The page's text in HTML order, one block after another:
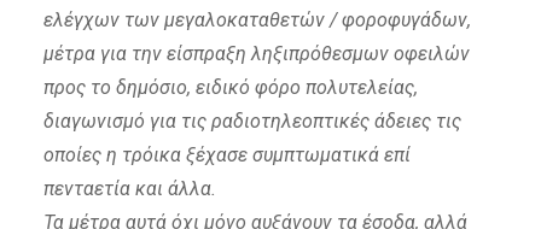
ελέγχων των μεγαλοκαταθετών / φοροφυγάδων,
μέτρα για την είσπραξη ληξιπρόθεσμων οφειλών
προς το δημόσιο, ειδικό φόρο πολυτελείας,
διαγωνισμό για τις ραδιοτηλεοπτικές άδειες τις
οποίες η τρόικα ξέχασε συμπτωματικά επί
πενταετία και άλλα.
Τα μέτρα αυτά όχι μόνο αυξάνουν τα έσοδα, αλλά